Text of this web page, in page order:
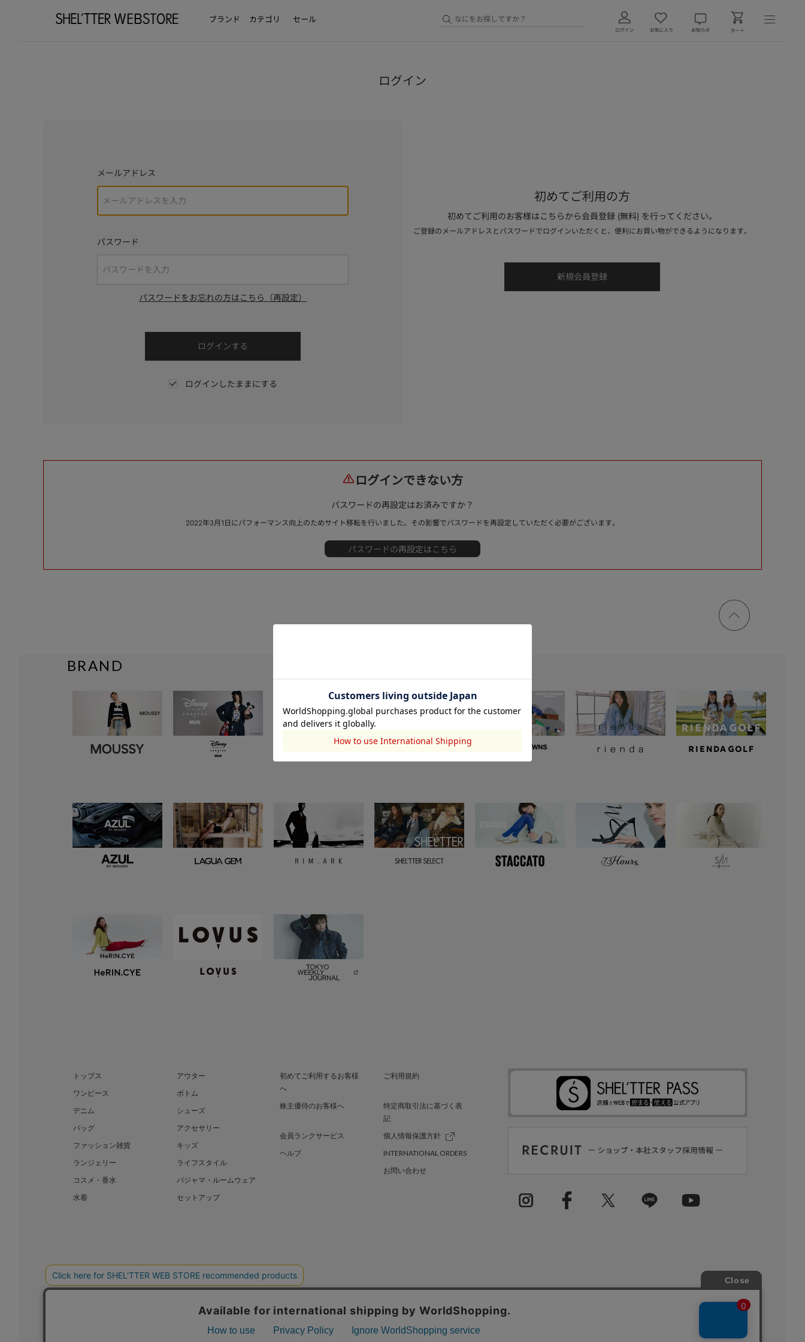
ブランド カテゴリ セール
ログイン
メールアドレス
パスワード
パスワードをお忘れの方はこちら（再設定）
ログインしたままにする
初めてご利用の方
初めてご利用のお客様はこちらから会員登録 (無料) を行ってください。
ご登録のメールアドレスとパスワードでログインいただくと、便利にお買い物ができるようになります。
ログインできない方
パスワードの再設定はお済みですか？
2022年3月1日にパフォーマンス向上のためサイト移転を行いました。その影響でパスワードを再設定していただく必要がございます。
ページ
トップ
BRAND
トップス
アウター
ワンピース
ボトム
デニム
シューズ
バッグ
アクセサリー
ファッション雑貨
キッズ
ランジェリー
ライフスタイル
コスメ・香水
パジャマ・ルームウェア
水着
セットアップ
初めてご利用するお客様
へ
ご利用規約
株主優待のお客様へ
特定商取引法に基づく表
記
会員ランクサービス
個人情報保護方針
ヘルプ
INTERNATIONAL ORDERS
お問い合わせ
BAROQUE JAPAN LIMITED SHEL’TTER GREEN 採用情報
COPYRIGHT © BAROQUE JAPAN LIMITED ALL RIGHTS RESERVED.